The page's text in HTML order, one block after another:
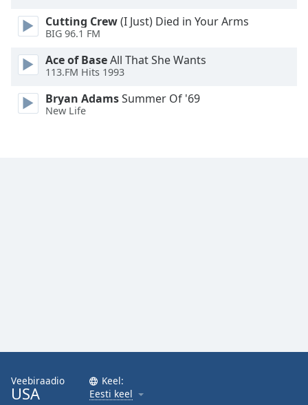
Font
Edge
Style
Cutting Crew(I Just) Died in Your Arms
BIG 96.1 FM
Ace of BaseAll That She Wants
113.FM Hits 1993
Bryan AdamsSummer Of '69
New Life
Veebiraadio
USA
Keel:
Eesti keel